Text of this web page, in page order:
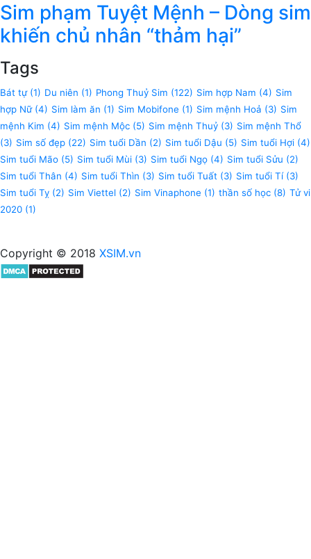
Sim phạm Tuyệt Mệnh – Dòng sim
khiến chủ nhân “thảm hại”
Tags
Bát tự(1) Du niên (1) Phong Thuỷ Sim (122) Sim hợp Nam (4) Sim
hợp Nữ(4) Sim làm ăn (1) Sim Mobifone (1) Sim mệnh Hoả (3) Sim
mệnh Kim (4) Sim mệnh Mộc (5) Sim mệnh Thuỷ (3) Sim mệnh Thổ
(3) Sim số đẹp (22) Sim tuổi Dần (2) Sim tuổi Dậu (5) Sim tuổi Hợi (4)
Sim tuổi Mão (5) Sim tuổi Mùi (3) Sim tuổi Ngọ (4) Sim tuổi Sửu (2)
Sim tuổi Thân (4) Sim tuổi Thìn (3) Sim tuổi Tuất (3) Sim tuổi Tí(3)
Sim tuổi Tỵ (2) Sim Viettel (2) Sim Vinaphone (1) thần số học (8) Tử vi
2020 (1)
Copyright © 2018 XSIM.vn